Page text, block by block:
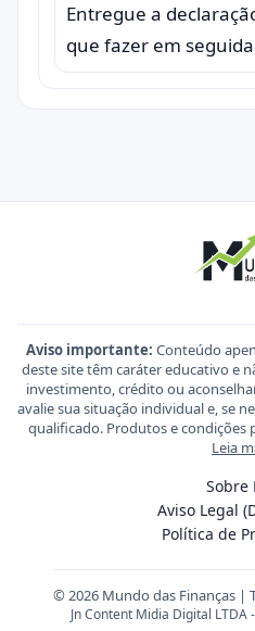
Entregue a
que fazer em seguida
Aviso importante: Conteúdo
deste site têm caráter educativo e
investimento, crédito ou
avalie sua situação individual e, se
qualificado. Produtos e condições
Leia
Sobre
Aviso Legal
Política de
© 2026 Mundo das Finanças |
Jn Content Midia Digital LTDA